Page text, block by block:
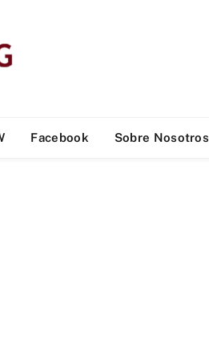
Facebook Sobre Nosotros